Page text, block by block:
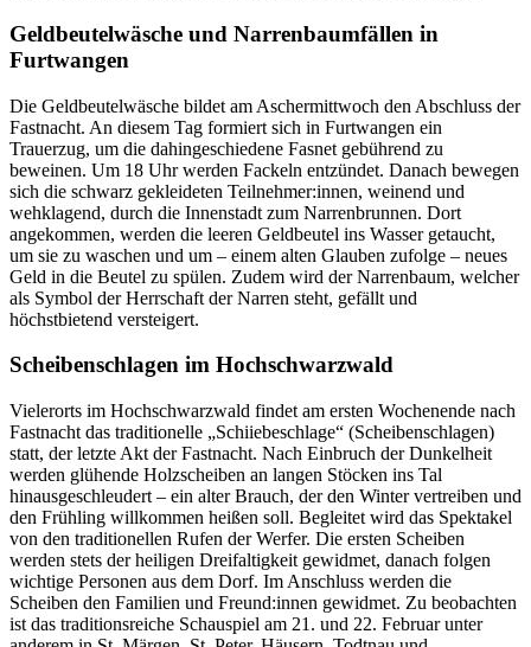
Geldbeutelwäsche und Narrenbaumfällen in
Furtwangen
Die Geldbeutelwäsche bildet am Aschermittwoch den Abschluss der
Fastnacht. An diesem Tag formiert sich in Furtwangen ein
Trauerzug, um die dahingeschiedene Fasnet gebührend zu
beweinen. Um 18 Uhr werden Fackeln entzündet. Danach bewegen
sich die schwarz gekleideten Teilnehmer:innen, weinend und
wehklagend, durch die Innenstadt zum Narrenbrunnen. Dort
angekommen, werden die leeren Geldbeutel ins Wasser getaucht,
um sie zu waschen und um – einem alten Glauben zufolge – neues
Geld in die Beutel zu spülen. Zudem wird der Narrenbaum, welcher
als Symbol der Herrschaft der Narren steht, gefällt und
höchstbietend versteigert.
Scheibenschlagen im Hochschwarzwald
Vielerorts im Hochschwarzwald findet am ersten Wochenende nach
Fastnacht das traditionelle „Schiiebeschlage“ (Scheibenschlagen)
statt, der letzte Akt der Fastnacht. Nach Einbruch der Dunkelheit
werden glühende Holzscheiben an langen Stöcken ins Tal
hinausgeschleudert – ein alter Brauch, der den Winter vertreiben und
den Frühling willkommen heißen soll. Begleitet wird das Spektakel
von den traditionellen Rufen der Werfer. Die ersten Scheiben
werden stets der heiligen Dreifaltigkeit gewidmet, danach folgen
wichtige Personen aus dem Dorf. Im Anschluss werden die
Scheiben den Familien und Freund:innen gewidmet. Zu beobachten
ist das traditionsreiche Schauspiel am 21. und 22. Februar unter